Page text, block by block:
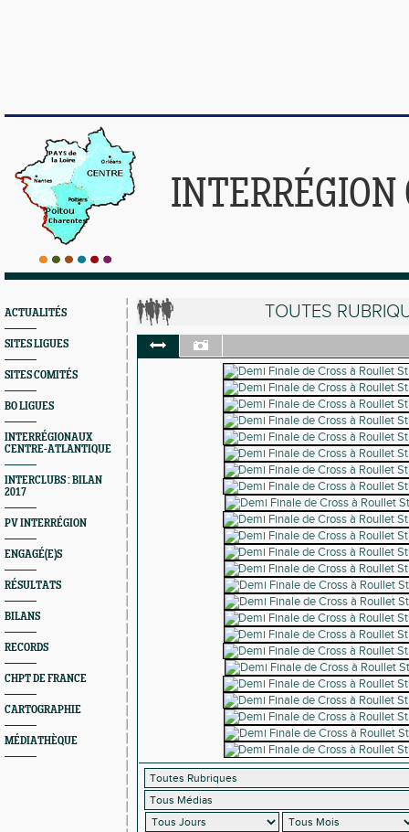
ACTUALITÉS
SITES LIGUES
SITES COMITÉS
BO LIGUES
INTERRÉGIONAUX
CENTRE-ATLANTIQUE
INTERCLUBS : BILAN
2017
PV INTERRÉGION
ENGAGÉ(E)S
RÉSULTATS
BILANS
RECORDS
CHPT DE FRANCE
CARTOGRAPHIE
MÉDIATHÈQUE
TOUTES